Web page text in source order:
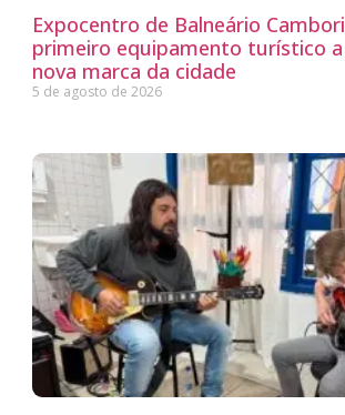
Expocentro de Balneário
primeiro equipamento turístico
nova marca da cidade
5 de agosto de 2026